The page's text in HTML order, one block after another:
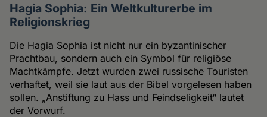
Hagia Sophia: Ein Weltkulturerbe im
Religionskrieg
Die Hagia Sophia ist nicht nur ein byzantinischer
Prachtbau, sondern auch ein Symbol für religiöse
Machtkämpfe. Jetzt wurden zwei russische Touristen
verhaftet, weil sie laut aus der Bibel vorgelesen haben
sollen. „Anstiftung zu Hass und Feindseligkeit“ lautet
der Vorwurf.